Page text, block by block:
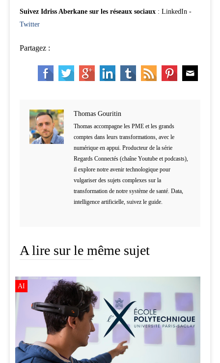
Suivez Idriss Aberkane sur les réseaux sociaux : LinkedIn -
Twitter
Partagez :
Thomas Gouritin
Thomas accompagne les PME et les grands
comptes dans leurs transformations, avec le
numérique en appui. Producteur de la série
Regards Connectés (chaîne Youtube et podcasts),
il explore notre avenir technologique pour
vulgariser des sujets complexes sur la
transformation de notre système de santé. Data,
intelligence artificielle, suivez le guide.
A lire sur le même sujet
AI